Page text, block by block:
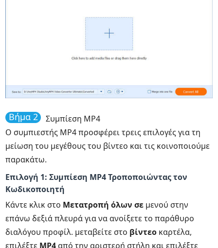
Βήμα 2
Συμπίεση MP4
Ο συμπιεστής MP4 προσφέρει τρεις επιλογές για τη
μείωση του μεγέθους του βίντεο και τις κοινοποιούμε
παρακάτω.
Επιλογή 1: Συμπίεση MP4 Τροποποιώντας τον
Κωδικοποιητή
Κάντε κλικ στο Μετατροπή όλων σε μενού στην
επάνω δεξιά πλευρά για να ανοίξετε το παράθυρο
διαλόγου προφίλ. μεταβείτε στο βίντεο καρτέλα,
επιλέξτε MP4από την αριστερή στήλη και επιλέξτε